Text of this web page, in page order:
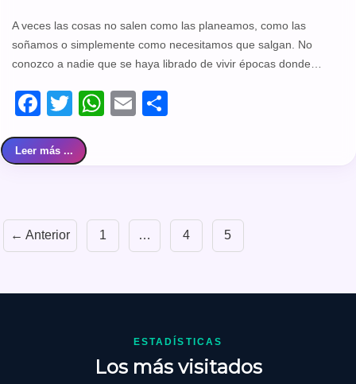
A veces las cosas no salen como las planeamos, como las
soñamos o simplemente como necesitamos que salgan. No
conozco a nadie que se haya librado de vivir épocas donde…
Facebook
TwitterWhatsApp
Email
Leer más ...
← Anterior 1 … 4 5
ESTADÍSTICAS
Los más visitados